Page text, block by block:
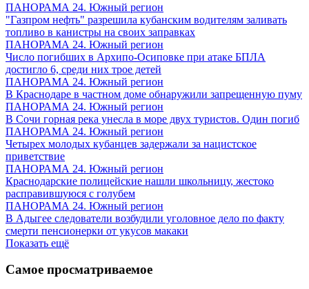
ПАНОРАМА 24. Южный регион
"Газпром нефть" разрешила кубанским водителям заливать
топливо в канистры на своих заправках
ПАНОРАМА 24. Южный регион
Число погибших в Архипо-Осиповке при атаке БПЛА
достигло 6, среди них трое детей
ПАНОРАМА 24. Южный регион
В Краснодаре в частном доме обнаружили запрещенную пуму
ПАНОРАМА 24. Южный регион
В Сочи горная река унесла в море двух туристов. Один погиб
ПАНОРАМА 24. Южный регион
Четырех молодых кубанцев задержали за нацистское
приветствие
ПАНОРАМА 24. Южный регион
Краснодарские полицейские нашли школьницу, жестоко
расправившуюся с голубем
ПАНОРАМА 24. Южный регион
В Адыгее следователи возбудили уголовное дело по факту
смерти пенсионерки от укусов макаки
Показать ещё
Самое просматриваемое